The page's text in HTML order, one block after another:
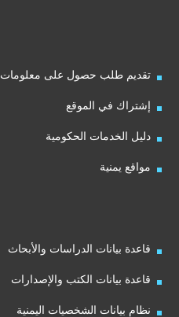
تقديم طلب حصول على معلومات
إشتراك في الموقع
دليل الخدمات الحكومية
مواقع يمنية
قاعدة بيانات الدراسات والأبحاث
قاعدة بيانات الكتب والإصدارات
نظام بيانات الشخصيات اليمنية